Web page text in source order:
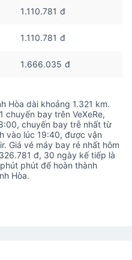
1.110.781 đ
1.110.781 đ
1.666.035 đ
Hòa dài khoảng 1.321 km.
chuyến bay trên VeXeRe,
chuyến bay trễ nhất từ
vào lúc 19:40, được vận
Giá vé máy bay rẻ nhất hôm
đ, 30 ngày kế tiếp là
phút để hoàn thành
Hòa.